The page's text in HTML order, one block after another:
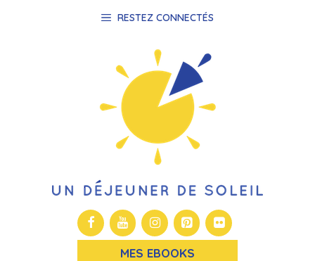
RESTEZ CONNECTÉS
MES EBOOKS